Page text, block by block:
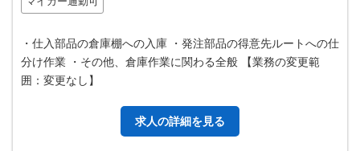
・仕入部品の倉庫棚への入庫 ・発注部品の得意先ルートへの仕
分け作業 ・その他、倉庫作業に関わる全般 【業務の変更範
囲：変更なし】
求人の詳細を見る